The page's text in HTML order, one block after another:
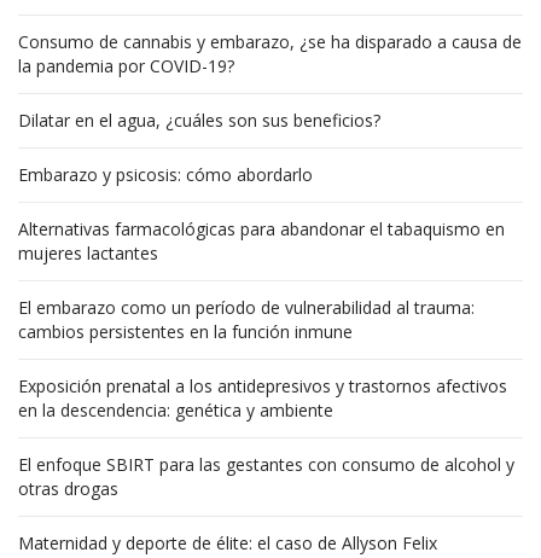
Consumo de cannabis y embarazo, ¿se ha disparado a causa de
la pandemia por COVID-19?
Dilatar en el agua, ¿cuáles son sus beneficios?
Embarazo y psicosis: cómo abordarlo
Alternativas farmacológicas para abandonar el tabaquismo en
mujeres lactantes
El embarazo como un período de vulnerabilidad al trauma:
cambios persistentes en la función inmune
Exposición prenatal a los antidepresivos y trastornos afectivos
en la descendencia: genética y ambiente
El enfoque SBIRT para las gestantes con consumo de alcohol y
otras drogas
Maternidad y deporte de élite: el caso de Allyson Felix